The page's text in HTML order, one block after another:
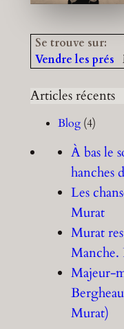
Se trouve sur:
Vendre les prés
Articles récents
Blog(4)
À bas le
hanches
Les
Murat
Murat
Manche.
Majeur-
Murat)